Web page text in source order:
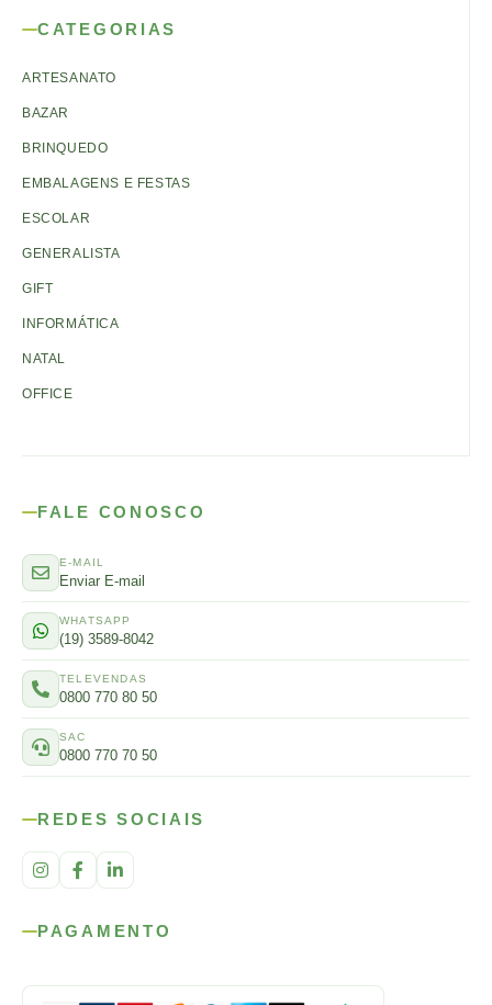
CATEGORIAS
ARTESANATO
BAZAR
BRINQUEDO
EMBALAGENS E FESTAS
ESCOLAR
GENERALISTA
GIFT
INFORMÁTICA
NATAL
OFFICE
FALE CONOSCO
E-MAIL
Enviar E-mail
WHATSAPP
(19) 3589-8042
TELEVENDAS
0800 770 80 50
SAC
0800 770 70 50
REDES SOCIAIS
PAGAMENTO